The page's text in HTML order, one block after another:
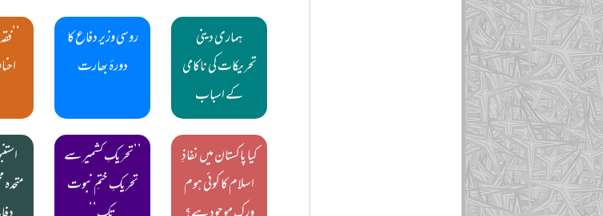
ہماری دینی
تحریکات کی ناکامی
کے اسباب
روسی وزیر دفاع کا
دورۂ بھارت
کیا پاکستان میں نفاذِ
اسلام کا کوئی ہوم
’’تحریکِ کشمیر سے
تحریکِ ختمِ نبوت